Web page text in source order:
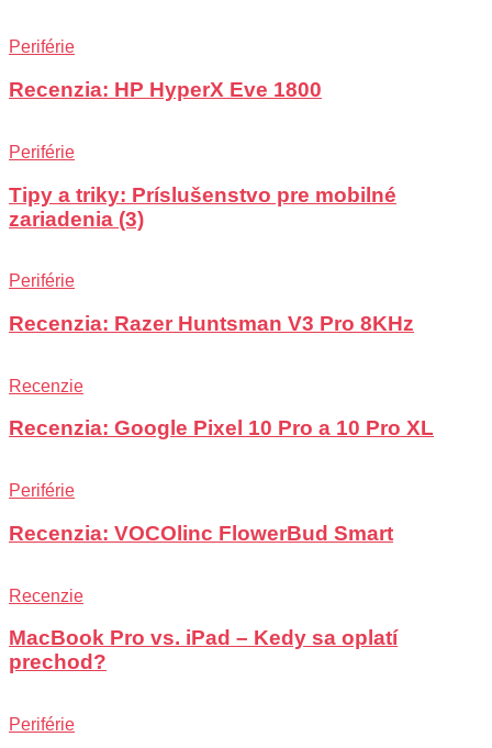
Periférie
Recenzia: HP HyperX Eve 1800
Periférie
Tipy a triky: Príslušenstvo pre mobilné
zariadenia (3)
Periférie
Recenzia: Razer Huntsman V3 Pro 8KHz
Recenzie
Recenzia: Google Pixel 10 Pro a 10 Pro XL
Periférie
Recenzia: VOCOlinc FlowerBud Smart
Recenzie
MacBook Pro vs. iPad – Kedy sa oplatí
prechod?
Periférie